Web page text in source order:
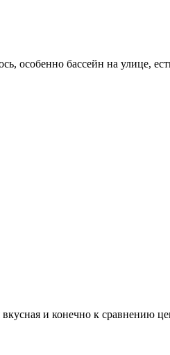
особенно бассейн на улице,
и конечно к сравнению